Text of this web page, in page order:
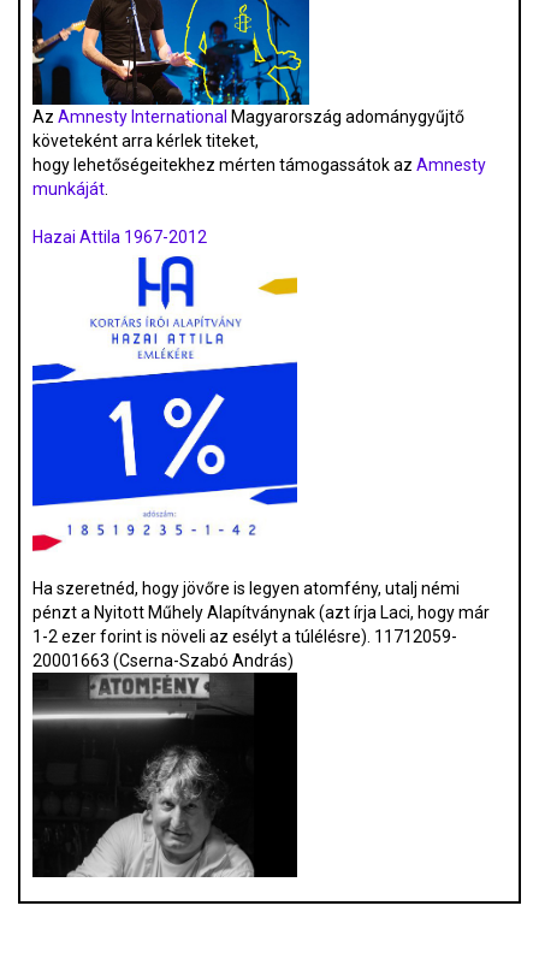
Az Amnesty International Magyarország adománygyűjtő
követeként arra kérlek titeket,
hogy lehetőségeitekhez mérten támogassátok az Amnesty
munkáját
Hazai Attila 1967-2012
Ha szeretnéd, hogy jövőre is legyen atomfény, utalj némi
pénzt a Nyitott Műhely Alapítványnak (azt írja Laci, hogy már
1-2 ezer forint is növeli az esélyt a túlélésre). 11712059-
20001663 (Cserna-Szabó András)